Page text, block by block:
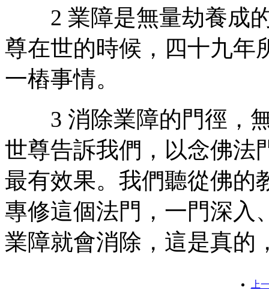
2 業障是無量劫養成的
尊在世的時候，四十九年
一樁事情。
3 消除業障的門徑，無
世尊告訴我們，以念佛法
最有效果。我們聽從佛的
專修這個法門，一門深
業障就會消除，這是真的
上